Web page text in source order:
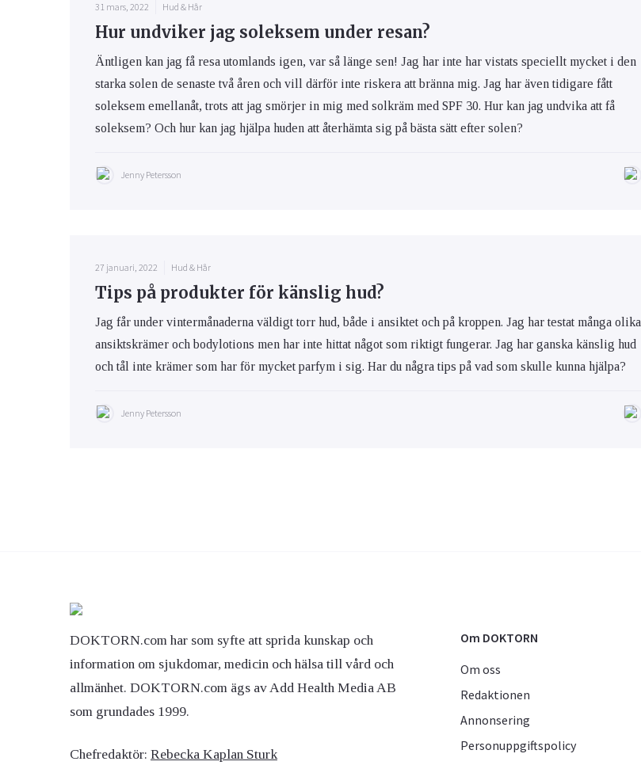
31 mars, 2022 Hud & Hår
Hur undviker jag soleksem under resan?
Äntligen kan jag få resa utomlands igen, var så länge sen! Jag har inte har vistats speciellt mycket i den
starka solen de senaste två åren och vill därför inte riskera att bränna mig. Jag har även tidigare fått
soleksem emellanåt, trots att jag smörjer in mig med solkräm med SPF 30. Hur kan jag undvika att få
soleksem? Och hur kan jag hjälpa huden att återhämta sig på bästa sätt efter solen?
Jenny Petersson
27 januari, 2022 Hud & Hår
Tips på produkter för känslig hud?
Jag får under vintermånaderna väldigt torr hud, både i ansiktet och på kroppen. Jag har testat många olika
ansiktskrämer och bodylotions men har inte hittat något som riktigt fungerar. Jag har ganska känslig hud
och tål inte krämer som har för mycket parfym i sig. Har du några tips på vad som skulle kunna hjälpa?
Jenny Petersson
DOKTORN.com har som syfte att sprida kunskap och
information om sjukdomar, medicin och hälsa till vård och
allmänhet. DOKTORN.com ägs av Add Health Media AB
som grundades 1999.
Chefredaktör: Rebecka Kaplan Sturk
Om DOKTORN
Om oss
Redaktionen
Annonsering
Personuppgiftspolicy